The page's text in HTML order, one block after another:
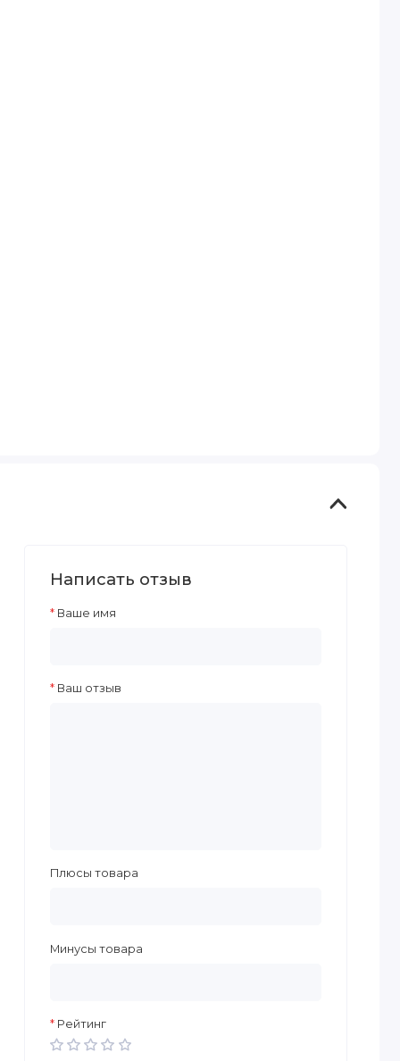
Написать отзыв
Ваше имя
Ваш отзыв
Плюсы товара
Минусы товара
Рейтинг